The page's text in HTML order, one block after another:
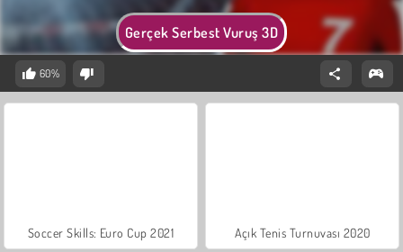
Gerçek Serbest Vuruş 3D
60%
Soccer Skills: Euro Cup 2021 Açık Tenis Turnuvası 2020